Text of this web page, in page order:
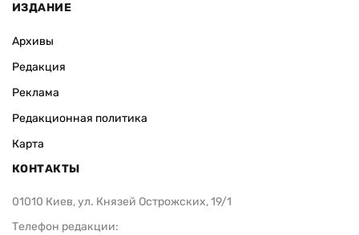
ИЗДАНИЕ
Архивы
Редакция
Реклама
Редакционная политика
Карта
КОНТАКТЫ
01010 Киев, ул. Князей Острожских, 19/1
Телефон редакции: